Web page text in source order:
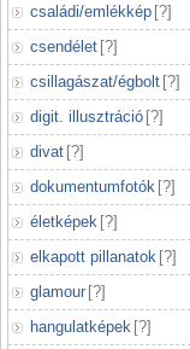
családi/emlékkép [?]
csendélet [?]
csillagászat/égbolt [?]
digit. illusztráció [?]
divat [?]
dokumentumfotók [?]
életképek [?]
elkapott pillanatok [?]
glamour [?]
hangulatképek [?]